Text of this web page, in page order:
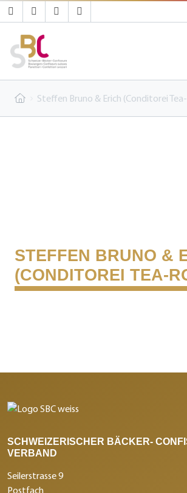
Steffen Bruno & Erich (Conditorei
STEFFEN BRUNO &
(CONDITOREI TEA-
SCHWEIZERISCHER BÄCKER-
VERBAND
Seilerstrasse 9
Postfach